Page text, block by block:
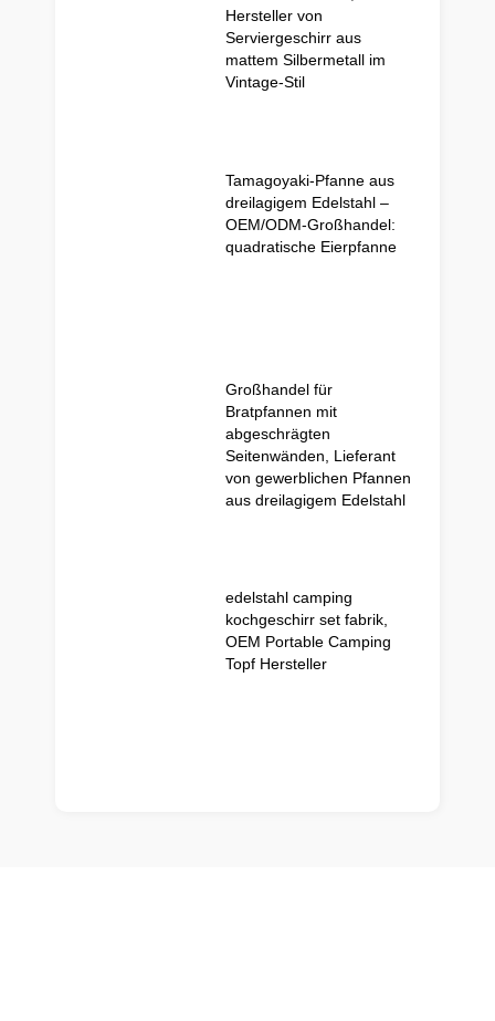
Hersteller von
Serviergeschirr aus
mattem Silbermetall im
Vintage-Stil
Tamagoyaki-Pfanne aus
dreilagigem Edelstahl –
OEM/ODM-Großhandel:
quadratische Eierpfanne
Großhandel für
Bratpfannen mit
abgeschrägten
Seitenwänden, Lieferant
von gewerblichen Pfannen
aus dreilagigem Edelstahl
edelstahl camping
kochgeschirr set fabrik,
OEM Portable Camping
Topf Hersteller